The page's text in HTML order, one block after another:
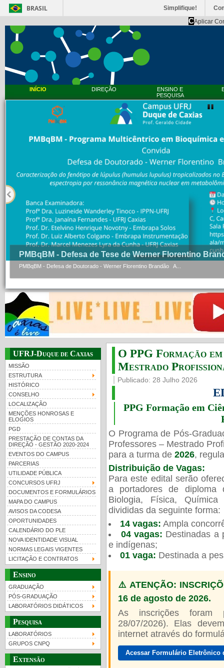
BRASIL Simplifique!
CAplicar
INÍCIO DIREÇÃO
ENSINO E
PESQUISA
PMBqBM - Defesa de Tese de Werner Florentino
PMBqBM - Defesa de Doutorado - Werner Florentino Brandão A...
UFRJ-Duque de Caxias
MISSÃO
ESTRUTURA
HISTÓRICO
CONSELHO
LOCALIZAÇÃO
MENÇÕES HONROSAS E
ELOGIOS
PGD
PRESTAÇÃO DE CONTAS DA
DIREÇÃO - GESTÃO 2020-2024
EVENTOS DO CAMPUS
PARCERIAS
UTILIDADE PÚBLICA
CONCURSOS UFRJ
DOCUMENTOS E FORMULÁRIOS
MAPA DO CAMPUS
AVISOS DA CODESA
OPORTUNIDADES
CALENDÁRIO DO PLE
NOVA IDENTIDADE VISUAL
NORMAS LEGAIS VIGENTES
LICITAÇÃO E CONTRATOS
Ensino
GRADUAÇÃO
PÓS-GRADUAÇÃO
LABORATÓRIOS DIDÁTICOS
Pesquisa
LABORATÓRIOS
GRUPOS CNPQ
Extensão
O PPG Formação
Mestrado
Publicado: 28 Julho 2026
PPG Formação em
O Programa de Pós-
Professores – Mestrado
para a turma de 2026,
Distribuição de Vagas:
Para este edital serão
a portadores de diploma
Biologia, Física,
divididas da seguinte forma:
14 vagas: Ampla
04 vagas: Destinadas a
e indígenas;
01 vaga: Destinada a
⚠️ ATENÇÃO:
16 de agosto de 2026.
As inscrições foram
28/07/2026). Elas
internet através do
Acessar Formulário
UFRJ 100 anos